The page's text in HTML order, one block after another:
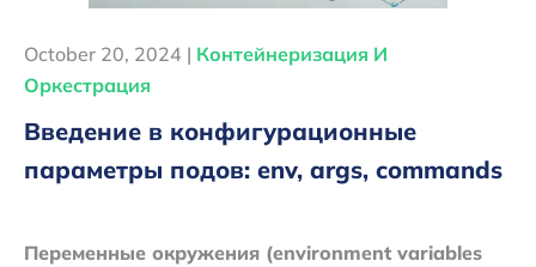
October 20, 2024 | Контейнеризация И
Оркестрация
Введение в конфигурационные
параметры подов: env, args, commands
Переменные окружения (environment variables